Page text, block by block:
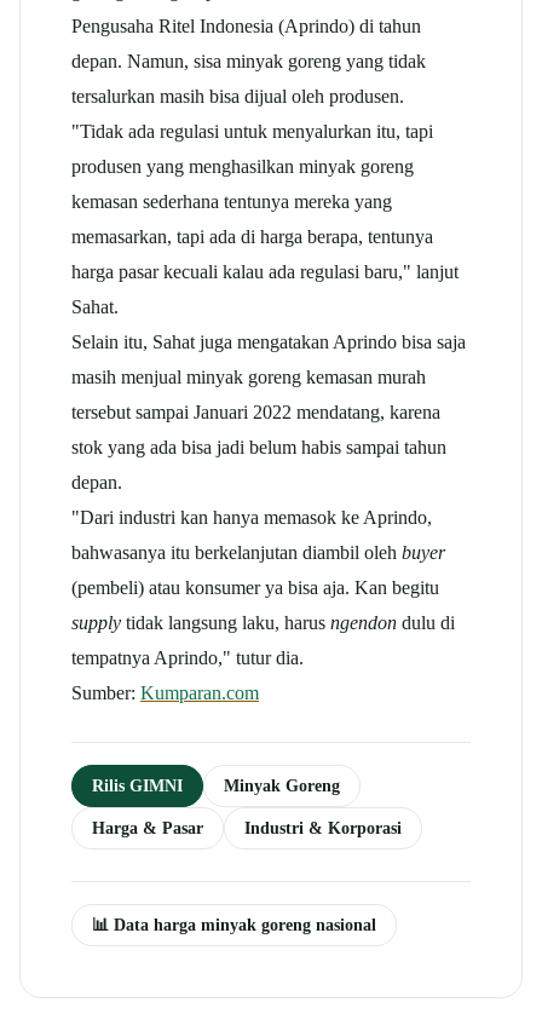
Pengusaha Ritel Indonesia (Aprindo) di tahun
depan. Namun, sisa minyak goreng yang tidak
tersalurkan masih bisa dijual oleh produsen.
"Tidak ada regulasi untuk menyalurkan itu, tapi
produsen yang menghasilkan minyak goreng
kemasan sederhana tentunya mereka yang
memasarkan, tapi ada di harga berapa, tentunya
harga pasar kecuali kalau ada regulasi baru," lanjut
Sahat.
Selain itu, Sahat juga mengatakan Aprindo bisa saja
masih menjual minyak goreng kemasan murah
tersebut sampai Januari 2022 mendatang, karena
stok yang ada bisa jadi belum habis sampai tahun
depan.
"Dari industri kan hanya memasok ke Aprindo,
bahwasanya itu berkelanjutan diambil oleh buyer
(pembeli) atau konsumer ya bisa aja. Kan begitu
supply tidak langsung laku, harus ngendon dulu di
tempatnya Aprindo," tutur dia.
Sumber: Kumparan.com
Rilis GIMNI Minyak Goreng
Harga & Pasar Industri & Korporasi
📊 Data harga minyak goreng nasional